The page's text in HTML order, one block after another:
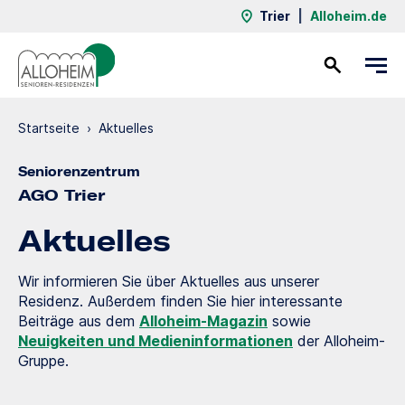
Trier Alloheim.de
Startseite › Aktuelles
Seniorenzentrum
AGO Trier
Aktuelles
Wir informieren Sie über Aktuelles aus unserer
Residenz. Außerdem finden Sie hier interessante
Beiträge aus dem Alloheim-Magazin sowie
Neuigkeiten und Medieninformationen der Alloheim-
Gruppe.